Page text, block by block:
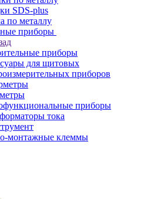
SDS-plus
по металлу
приборы
приборы
для щитовых
приборов
приборы
тока
монтажные клеммы